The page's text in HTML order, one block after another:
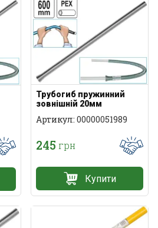
Трубогиб пружинний
зовнішній 20мм
Артикул: 00000051989
245 грн
Купити